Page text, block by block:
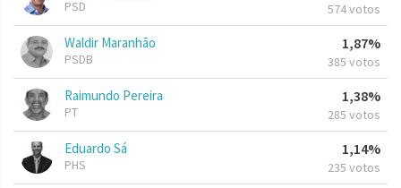
PSD 574 votos
Waldir Maranhão
PSDB
1,87%
385 votos
Raimundo Pereira
PT
1,38%
285 votos
Eduardo Sá
PHS
1,14%
235 votos